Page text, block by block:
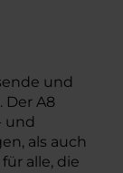
und
Der A8
und
als auch
alle, die